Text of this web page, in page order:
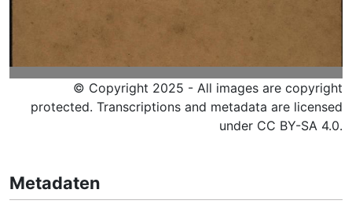
© Copyright 2025 - All images are copyright
protected. Transcriptions and metadata are licensed
under CC BY-SA 4.0.
Metadaten